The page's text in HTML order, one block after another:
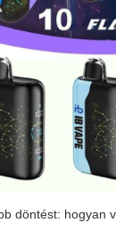
döntést: hogyan